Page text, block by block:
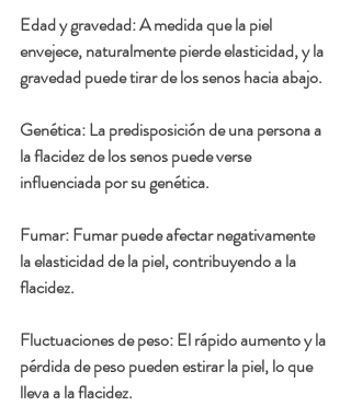
Edad y gravedad: A medida que la piel
envejece, naturalmente pierde elasticidad, y la
gravedad puede tirar de los senos hacia abajo.
Genética: La predisposición de una persona a
la flacidez de los senos puede verse
influenciada por su genética.
Fumar: Fumar puede afectar negativamente
la elasticidad de la piel, contribuyendo a la
flacidez.
Fluctuaciones de peso: El rápido aumento y la
pérdida de peso pueden estirar la piel, lo que
lleva a la flacidez.